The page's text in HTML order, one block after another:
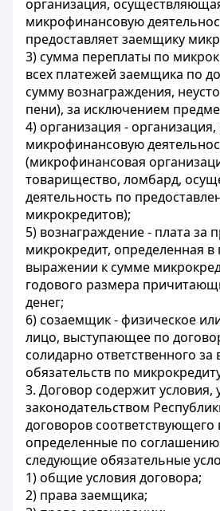
организация,
микрофинансовую
предоставляет заемщику
3) сумма переплаты по
всех платежей заемщика по
сумму вознаграждения,
пени), за исключением
4) организация -
микрофинансовую
(микрофинансовая
товарищество, ломбард,
деятельность по
микрокредитов);
5) вознаграждение - плата за
микрокредит, определенная
выражении к сумме
годового размера
денег;
6) созаемщик - физическое
лицо, выступающее по
солидарно ответственного
обязательств по
3. Договор содержит условия,
законодательством
договоров соответствующего
определенные по соглашению
следующие обязательные
1) общие условия договора;
2) права заемщика;